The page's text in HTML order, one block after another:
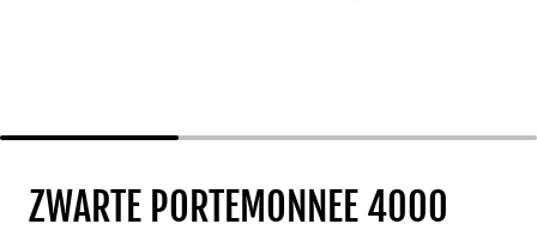
ZWARTE PORTEMONNEE 4000